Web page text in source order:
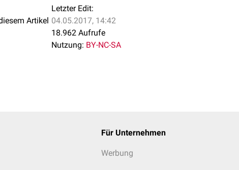
Artikel
Letzter Edit:
04.05.2017, 14:42
18.962 Aufrufe
Nutzung: BY-NC-SA
Für Unternehmen
Werbung